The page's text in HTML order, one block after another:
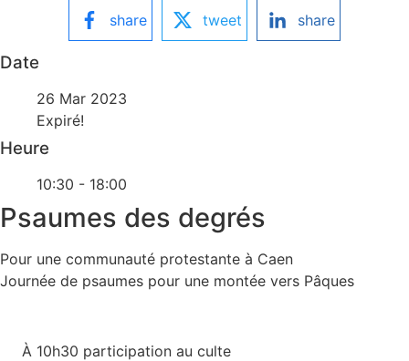
share tweet share
Date
26 Mar 2023
Expiré!
Heure
10:30 - 18:00
Psaumes des degrés
Pour une communauté protestante à Caen
Journée de psaumes pour une montée vers Pâques
À 10h30 participation au culte